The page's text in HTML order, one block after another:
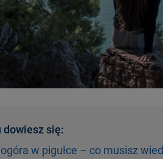
dowiesz się:
w pigułce – co musisz